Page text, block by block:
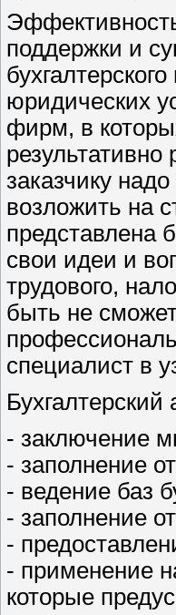
поддержки и
юридических
фирм, в
заказчику
возложить на
представлена
свои идеи и
трудового,
быть не
специалист в
Бухгалтерский
- заключение
- заполнение
- ведение баз
- заполнение
-
- применение
которые